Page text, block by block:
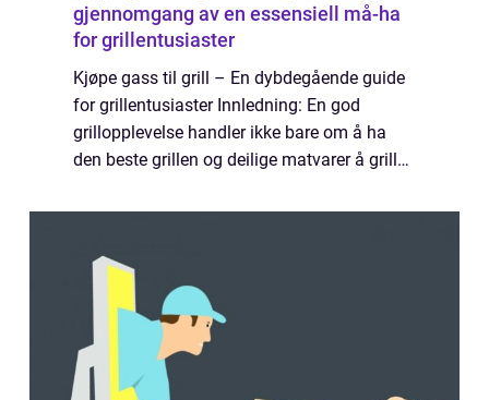
gjennomgang av en essensiell må-ha
for grillentusiaster
Kjøpe gass til grill – En dybdegående guide
for grillentusiaster Innledning: En god
grillopplevelse handler ikke bare om å ha
den beste grillen og deilige matvarer å grille.
likevel avgjørende for sukse...